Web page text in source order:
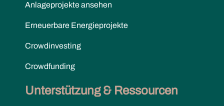
Anlageprojekte ansehen
Erneuerbare Energieprojekte
Crowdinvesting
Crowdfunding
Unterstützung & Ressourcen